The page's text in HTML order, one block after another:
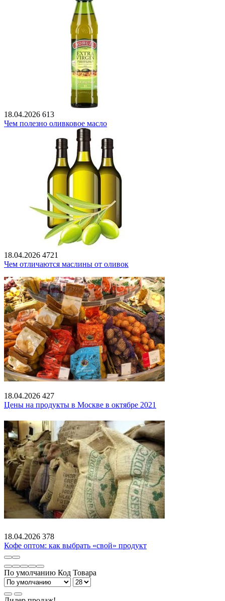
18.04.2026 613
Чем полезно оливковое масло
18.04.2026 4721
Чем отличаются маслины от оливок
18.04.2026 427
Цены на продукты в Москве в октябре 2021
18.04.2026 378
Кофе оптом: как выбрать «свой» продукт
По умолчанию Код Товара